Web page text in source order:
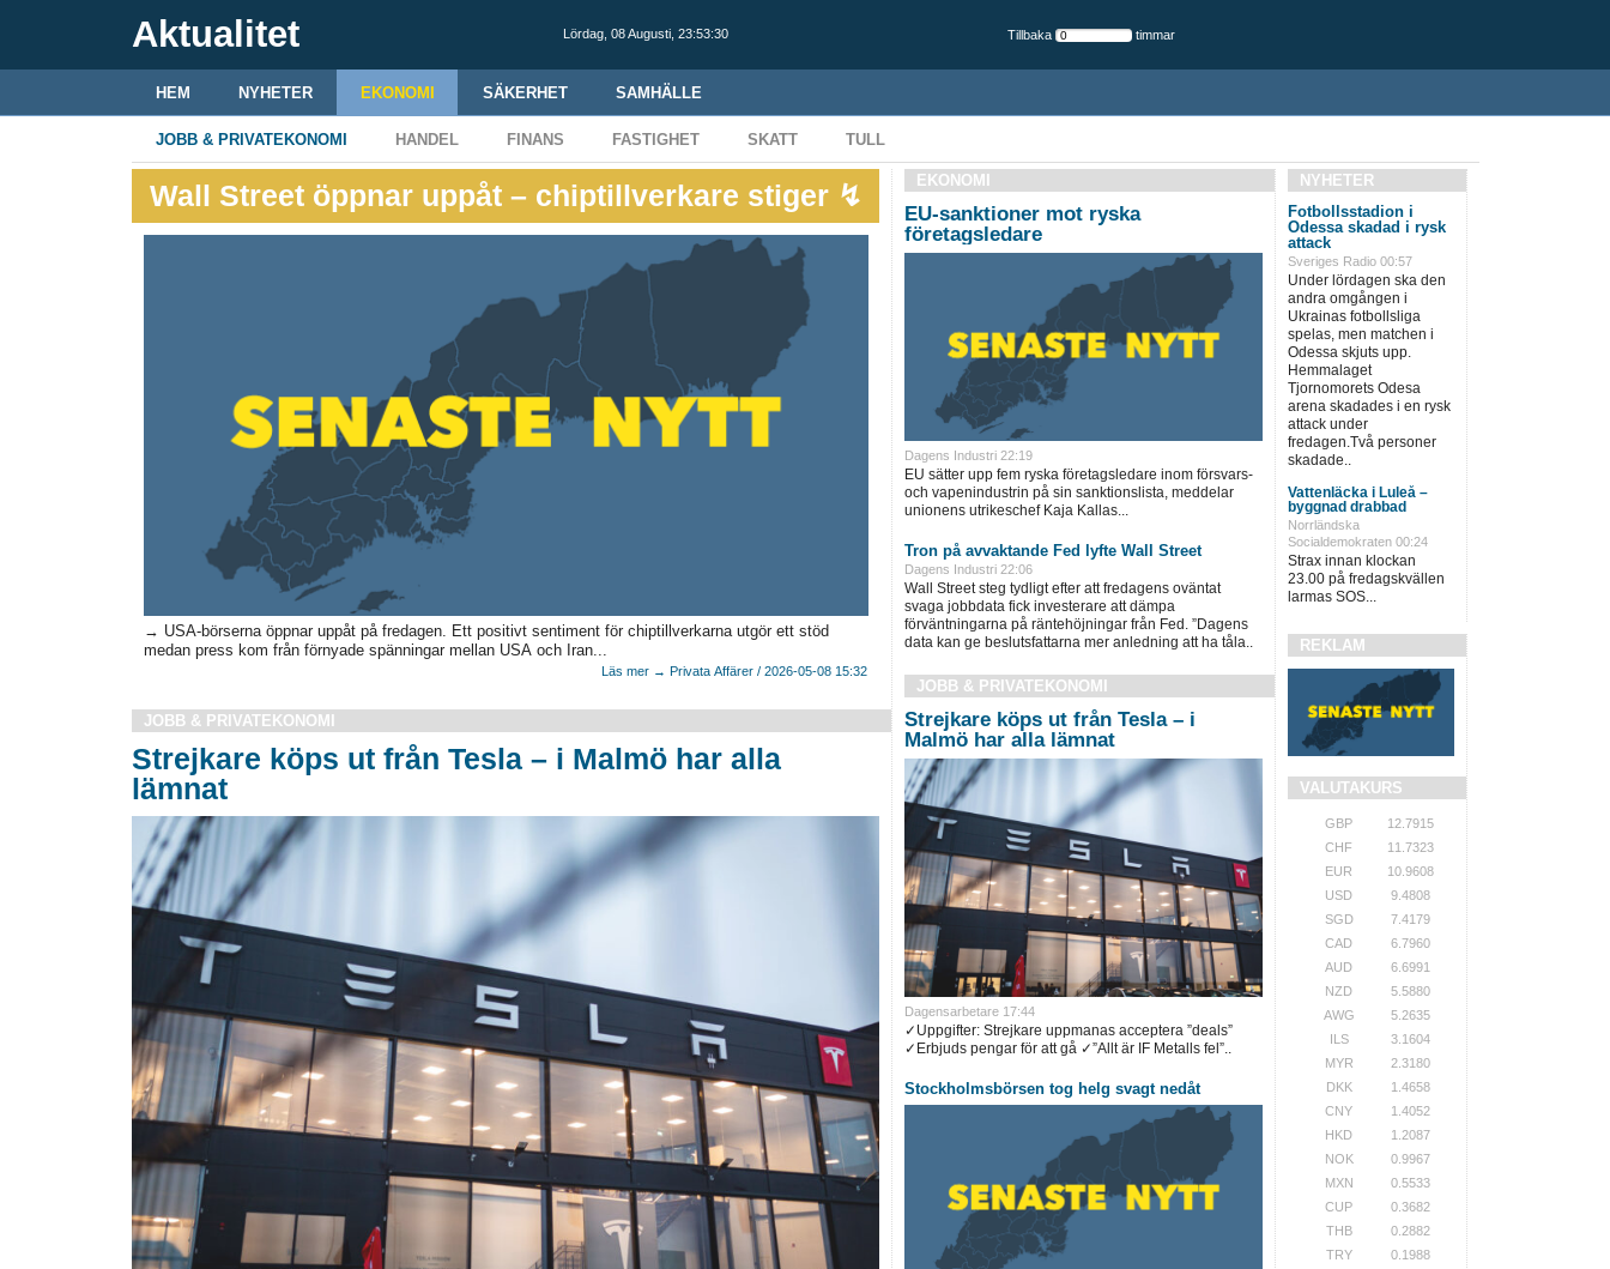
Aktualitet Lördag, 08 Augusti, 23:53:31 Tillbaka timmar
HEM NYHETER EKONOMI SÄKERHET SAMHÄLLE
JOBB & PRIVATEKONOMI HANDEL FINANS FASTIGHET SKATT TULL
Wall Street öppnar uppåt – chiptillverkare stiger ↯
→ USA-börserna öppnar uppåt på fredagen. Ett positivt sentiment för chiptillverkarna utgör ett stöd
medan press kom från förnyade spänningar mellan USA och Iran...
Läs mer → Privata Affärer / 2026-05-08 15:32
JOBB & PRIVATEKONOMI
Strejkare köps ut från Tesla – i Malmö har alla
lämnat
EKONOMI
EU-sanktioner mot ryska
företagsledare
Dagens Industri 22:19
EU sätter upp fem ryska företagsledare inom försvars-
och vapenindustrin på sin sanktionslista, meddelar
unionens utrikeschef Kaja Kallas...
Tron på avvaktande Fed lyfte Wall Street
Dagens Industri 22:06
Wall Street steg tydligt efter att fredagens oväntat
svaga jobbdata fick investerare att dämpa
förväntningarna på räntehöjningar från Fed. ”Dagens
data kan ge beslutsfattarna mer anledning att ha tåla..
JOBB & PRIVATEKONOMI
Strejkare köps ut från Tesla – i
Malmö har alla lämnat
Dagensarbetare 17:44
✓Uppgifter: Strejkare uppmanas acceptera ”deals”
✓Erbjuds pengar för att gå ✓”Allt är IF Metalls fel”..
Stockholmsbörsen tog helg svagt nedåt
NYHETER
Fotbollsstadion i
Odessa skadad i rysk
attack
Sveriges Radio 00:57
Under lördagen ska den
andra omgången i
Ukrainas fotbollsliga
spelas, men matchen i
Odessa skjuts upp.
Hemmalaget
Tjornomorets Odesa
arena skadades i en rysk
attack under
fredagen.Två personer
skadade..
Vattenläcka i Luleå –
byggnad drabbad
Norrländska
Socialdemokraten 00:24
Strax innan klockan
23.00 på fredagskvällen
larmas SOS...
REKLAM
VALUTAKURS
GBP
12.7915
CHF
11.7323
EUR
10.9608
USD
9.4808
SGD
7.4179
CAD
6.7960
AUD
6.6991
NZD
5.5880
AWG
5.2635
ILS
3.1604
MYR
2.3180
DKK
1.4658
CNY
1.4052
HKD
1.2087
NOK
0.9967
MXN
0.5533
CUP
0.3682
THB
0.2882
TRY
0.1988